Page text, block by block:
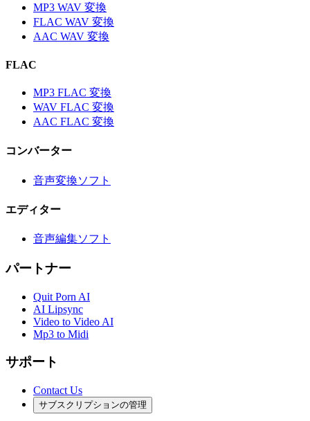
MP3 WAV 変換
FLAC WAV 変換
AAC WAV 変換
FLAC
MP3 FLAC 変換
WAV FLAC 変換
AAC FLAC 変換
コンバーター
音声変換ソフト
エディター
音声編集ソフト
パートナー
Quit Porn AI
AI Lipsync
Video to Video AI
Mp3 to Midi
サポート
Contact Us
サブスクリプションの管理